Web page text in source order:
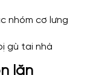
nhóm cơ lưng
lăn